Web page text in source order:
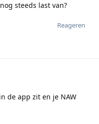
steeds last van?
Reageren
de app zit en je NAW